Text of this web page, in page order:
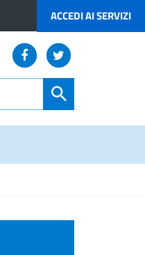
ACCEDI AI SERVIZI